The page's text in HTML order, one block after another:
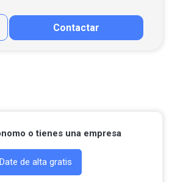
Contactar
Contactar por correo
o tienes una empresa
Date de alta gratis